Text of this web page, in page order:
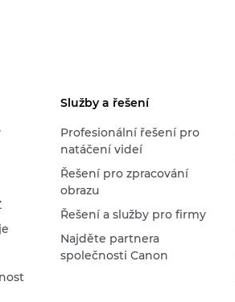
Služby a řešení
Profesionální řešení pro
natáčení videí
Řešení pro zpracování
obrazu
Řešení a služby pro firmy
Najděte partnera
společnosti Canon